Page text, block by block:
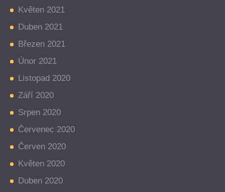
Květen 2021
Duben 2021
Březen 2021
Únor 2021
Listopad 2020
Září 2020
Srpen 2020
Červenec 2020
Červen 2020
Květen 2020
Duben 2020